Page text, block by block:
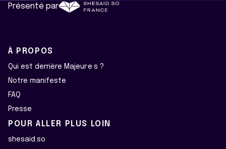
Présenté par
À PROPOS
Qui est derrière Majeur·e·s ?
Notre manifeste
FAQ
Presse
POUR ALLER PLUS LOIN
shesaid.so